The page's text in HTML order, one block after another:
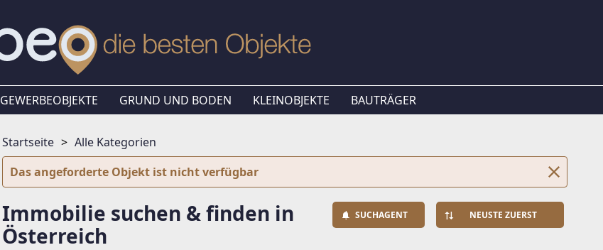
GEWERBEOBJEKTE GRUND UND BODEN KLEINOBJEKTE BAUTRÄGER
Startseite
Alle Kategorien
Das angeforderte Objekt ist nicht verfügbar
Immobilie suchen & finden in
Österreich
SUCHAGENT NEUSTE ZUERST